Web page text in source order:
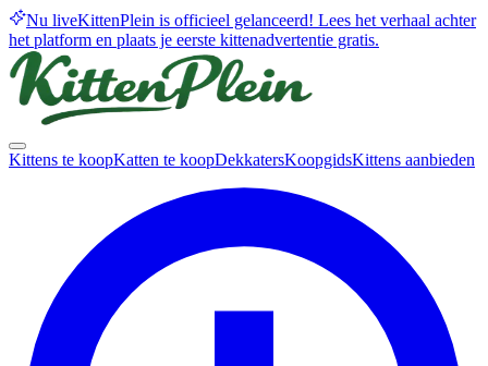
Nu liveKittenPlein is officieel gelanceerd! Lees het verhaal achter
het platform en plaats je eerste kittenadvertentie gratis.
Kittens te koopKatten te koopDekkatersKoopgidsKittens aanbieden